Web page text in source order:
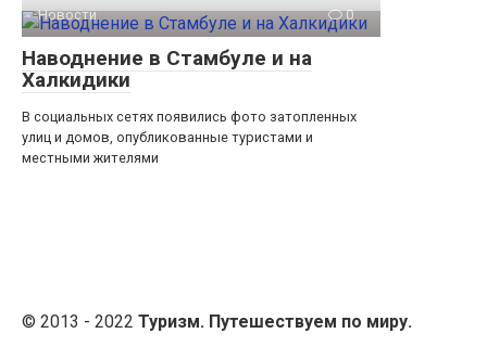
Новости 0
Наводнение в Стамбуле и на
Халкидики
В социальных сетях появились фото затопленных
улиц и домов, опубликованные туристами и
местными жителями
© 2013 - 2022 Туризм. Путешествуем по миру.